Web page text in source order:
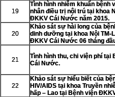
19
Tình hình nhiễm khuẩn bệnh
nhân điều trị nội trú tại khoa
ĐKKV Cái Nước năm 2015.
20
Khảo sát sự hài long của
dinh dưỡng tại khoa Nội TM-
ĐKKV Cái Nước 06 tháng
21
Tình hình thu, chi viện phí tại
Cái Nước.
22
Khảo sát sự hiểu biết của
HIV/AIDS tại khoa Truyền
hấp – Lao tại Bệnh viện